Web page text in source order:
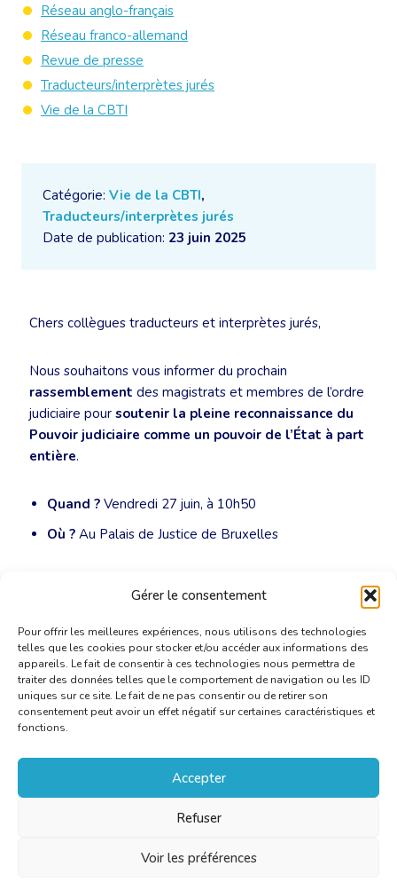
Gérer le consentement
Pour offrir les meilleures expériences, nous utilisons des technologies
telles que les cookies pour stocker et/ou accéder aux informations des
appareils. Le fait de consentir à ces technologies nous permettra de
traiter des données telles que le comportement de navigation ou les ID
uniques sur ce site. Le fait de ne pas consentir ou de retirer son
consentement peut avoir un effet négatif sur certaines caractéristiques et
fonctions.
Accepter
Refuser
Voir les préférences
Catégorie: Vie de la CBTI,
Traducteurs/interprètes jurés
Date de publication: 23 juin 2025
Chers collègues traducteurs et interprètes jurés,
Nous souhaitons vous informer du prochain
rassemblement des magistrats et membres de l’ordre
judiciaire pour soutenir la pleine reconnaissance du
Pouvoir judiciaire comme un pouvoir de l’État à part
entière.
Quand ? Vendredi 27 juin, à 10h50
Où ? Au Palais de Justice de Bruxelles
Réseau anglo-français
Réseau franco-allemand
Revue de presse
Traducteurs/interprètes jurés
Vie de la CBTI